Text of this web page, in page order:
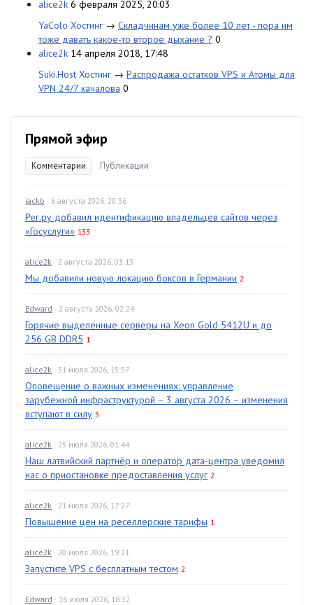
alice2k 6 февраля 2025, 20:03
YaColo Хостинг → Складчинам уже более 10 лет - пора им
тоже давать какое-то второе дыхание ? 0
alice2k 14 апреля 2018, 17:48
Suki.Host Хостинг → Распродажа остатков VPS и Атомы для
VPN 24/7 качалова 0
Прямой эфир
Комментарии Публикации
jackb · 6 августа 2026, 20:36
Рег.ру добавил идентификацию владельцев сайтов через
«Госуслуги» 133
alice2k · 2 августа 2026, 03:13
Мы добавили новую локацию боксов в Германии 2
Edward · 2 августа 2026, 02:24
Горячие выделенные серверы на Xeon Gold 5412U и до
256 GB DDR5 1
alice2k · 31 июля 2026, 15:57
Оповещение о важных изменениях: управление
зарубежной инфраструктурой – 3 августа 2026 – изменения
вступают в силу 3
alice2k · 25 июля 2026, 01:44
Наш латвийский партнёр и оператор дата-центра уведомил
нас о приостановке предоставления услуг 2
alice2k · 21 июля 2026, 17:27
Повышение цен на реселлерские тарифы 1
alice2k · 20 июля 2026, 19:21
Запустите VPS с бесплатным тестом 2
Edward · 16 июля 2026, 18:32